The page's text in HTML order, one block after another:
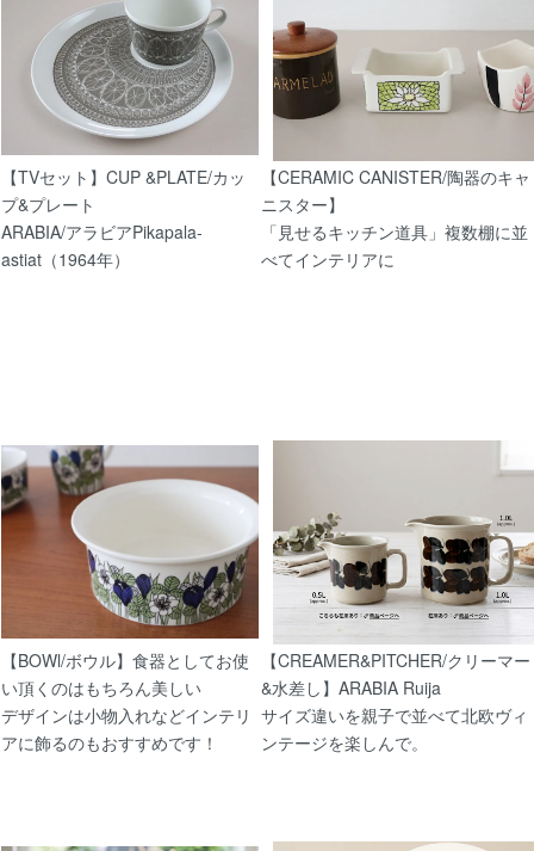
5/14
【北欧 雑貨/北欧 アクセサリー】ヴィンテー
ベリSALIX指輪/リング
4/18
【北欧 雑貨/北欧食器】ARABIAアラビア
【TVセット】CUP &PLATE/カッ
プ&プレート
ARABIA/アラビアPikapala-
astiat（1964年）
【CERAMIC CANISTER/陶器のキャ
ニスター】
「見せるキッチン道具」複数棚に並
べてインテリアに
【BOWl/ボウル】食器としてお使
い頂くのはもちろん美しい
デザインは小物入れなどインテリ
アに飾るのもおすすめです！
【CREAMER&PITCHER/クリーマー
&水差し】ARABIA Ruija
サイズ違いを親子で並べて北欧ヴィ
ンテージを楽しんで。